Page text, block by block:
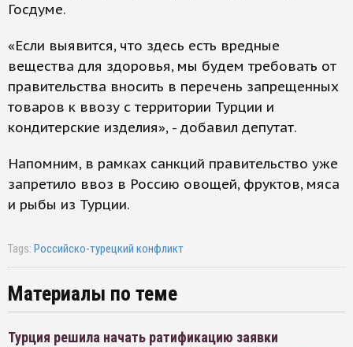
Госдуме.
«Если выявится, что здесь есть вредные
вещества для здоровья, мы будем требовать от
правительства вносить в перечень запрещенных
товаров к ввозу с территории Турции и
кондитерские изделия», - добавил депутат.
Напомним, в рамках санкций правительство уже
запретило ввоз в Россию овощей, фруктов, мяса
и рыбы из Турции.
Tags: Российско-турецкий конфликт
Материалы по теме
Турция решила начать ратификацию заявки